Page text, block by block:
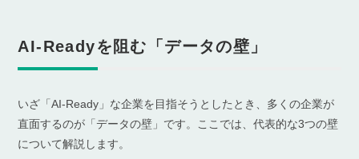
AI-Readyを阻む「データの壁」
いざ「AI-Ready」な企業を目指そうとしたとき、多くの企業が
直面するのが「データの壁」です。ここでは、代表的な3つの壁
について解説します。